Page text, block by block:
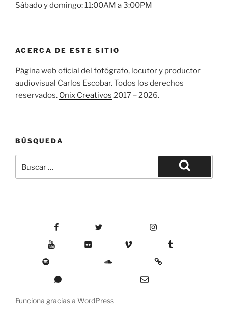
Sábado y domingo: 11:00AM a 3:00PM
ACERCA DE ESTE SITIO
Página web oficial del fotógrafo, locutor y productor
audiovisual Carlos Escobar. Todos los derechos
reservados. Onix Creativos 2017 – 2026.
BÚSQUEDA
por:
Buscar
Mixcloud
Correo electrónico
Funciona gracias a WordPress